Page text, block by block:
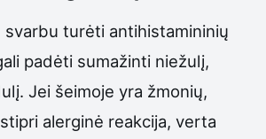
svarbu turėti antihistamininių
padėti sumažinti niežulį,
Jei šeimoje yra žmonių,
alerginė reakcija, verta